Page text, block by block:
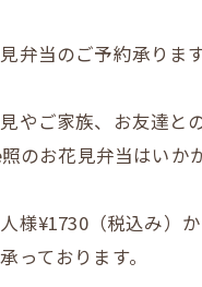
弁当のご予約承りま
やご家族、お友達と
のお花見弁当はいか
様¥1730（税込み）
っております。